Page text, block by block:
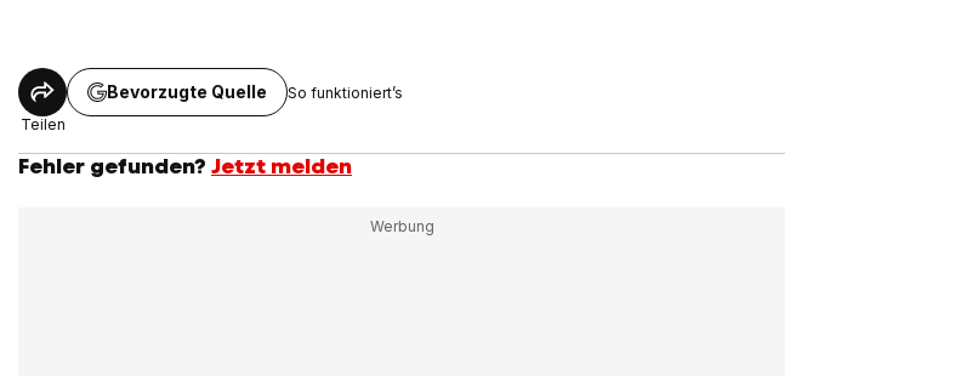
Teilen
Bevorzugte Quelle So funktioniert’s
Fehler gefunden? Jetzt melden